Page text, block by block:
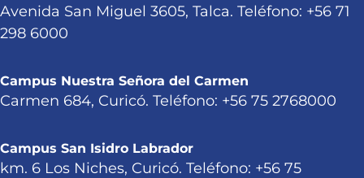
Avenida San Miguel 3605, Talca. Teléfono: +56 71
298 6000
Campus Nuestra Señora del Carmen
Carmen 684, Curicó. Teléfono: +56 75 2768000
Campus San Isidro Labrador
km. 6 Los Niches, Curicó. Teléfono: +56 75